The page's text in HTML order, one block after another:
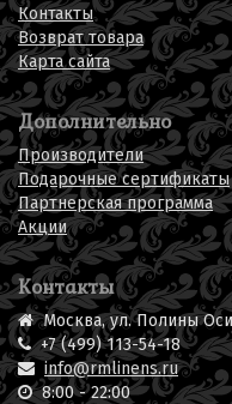
Контакты
Возврат товара
Карта сайта
Дополнительно
Производители
Подарочные сертификаты
Партнерская программа
Акции
Контакты
Москва, ул. Полины
+7 (499) 113-54-18
info@rmlinens.ru
8:00 - 22:00